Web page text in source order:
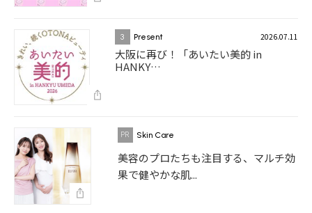
3 Present 2026.07.11
大阪に再び！「あいたい美的 in
HANKY…
Skin Care
美容のプロたちも注目する、マルチ効
果で健やかな肌...